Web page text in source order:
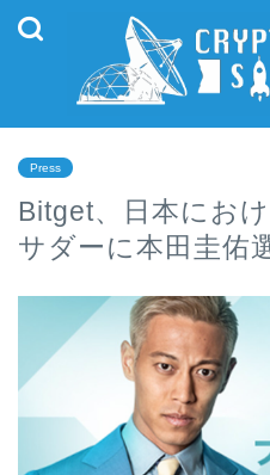
Press
Bitget、日本にお
サダーに本田圭佑